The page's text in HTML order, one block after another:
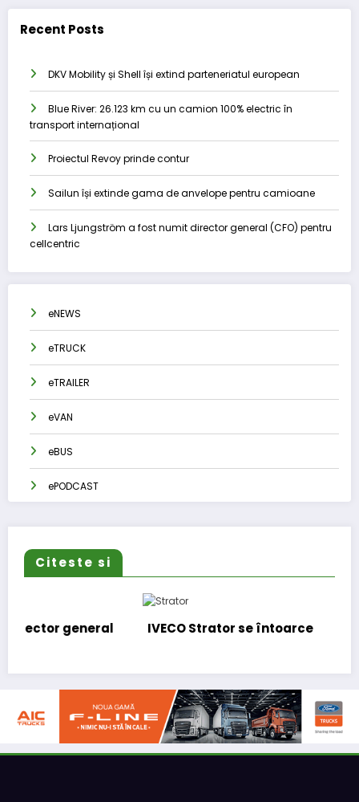
Recent Posts
DKV Mobility și Shell își extind parteneriatul european
Blue River: 26.123 km cu un camion 100% electric în
transport internațional
Proiectul Revoy prinde contur
Sailun își extinde gama de anvelope pentru camioane
Lars Ljungström a fost numit director general (CFO) pentru
cellcentric
eNEWS
eTRUCK
eTRAILER
eVAN
eBUS
ePODCAST
Citeste si
IVECO Strator se întoarce